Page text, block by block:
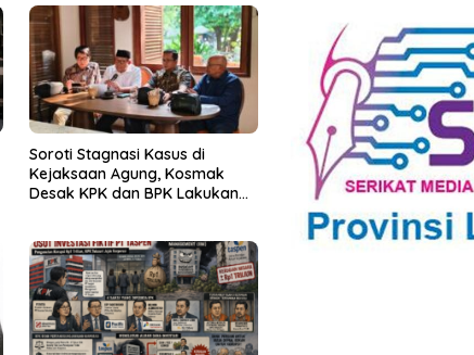
Soroti Stagnasi Kasus di
Kejaksaan Agung, Kosmak
Desak KPK dan BPK Lakukan